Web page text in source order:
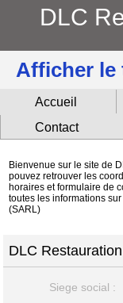
DLC
Afficher le
Accueil
Contact
Bienvenue sur le site de
pouvez retrouver les
horaires et formulaire de
toutes les informations
(SARL)
DLC
Siege social :